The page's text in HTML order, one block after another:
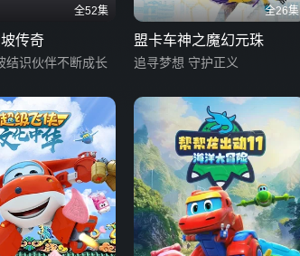
全52集
传奇
结识伙伴不断成长
全26集
盟卡车神之魔幻元珠
追寻梦想 守护正义